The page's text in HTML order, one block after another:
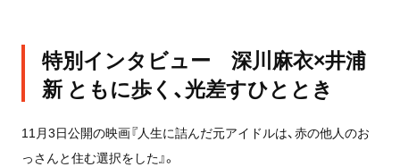
特別インタビュー 深川麻衣×井浦
新 ともに歩く、光差すひととき
11月3日公開の映画『人生に詰んだ元アイドルは、赤の他人のお
っさんと住む選択をした』。